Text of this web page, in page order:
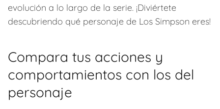
evolución a lo largo de la serie. ¡Diviértete
descubriendo qué personaje de Los Simpson eres!
Compara tus acciones y
comportamientos con los del
personaje